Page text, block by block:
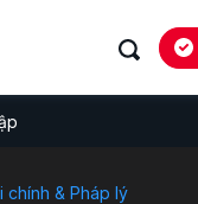
chính & Pháp lý